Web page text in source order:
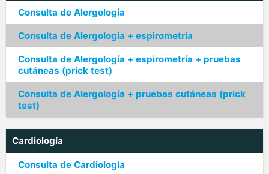
Consulta de Alergología
Consulta de Alergología + espirometría
Consulta de Alergología + espirometría + pruebas
cutáneas (prick test)
Consulta de Alergología + pruebas cutáneas (prick
test)
Cardiología
Consulta de Cardiología